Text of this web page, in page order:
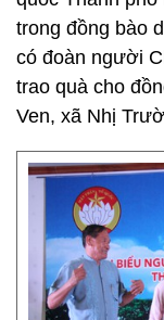
trong đồng bào
có đoàn người
trao quà cho
Ven, xã Nhị